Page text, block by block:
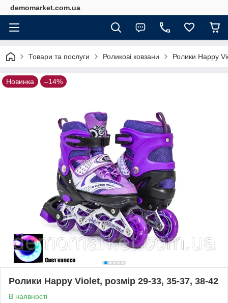
demomarket.com.ua
Товари та послуги Роликові ковзани Ролики Happy
Новинка –14%
Ролики Happy Violet, розмір 29-33, 35-37, 38-42
В наявності